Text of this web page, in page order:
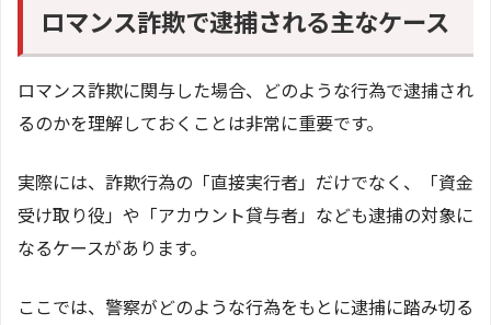
ロマンス詐欺で逮捕される主なケース
ロマンス詐欺に関与した場合、どのような行為で逮捕され
るのかを理解しておくことは非常に重要です。
実際には、詐欺行為の「直接実行者」だけでなく、「資金
受け取り役」や「アカウント貸与者」なども逮捕の対象に
なるケースがあります。
ここでは、警察がどのような行為をもとに逮捕に踏み切る